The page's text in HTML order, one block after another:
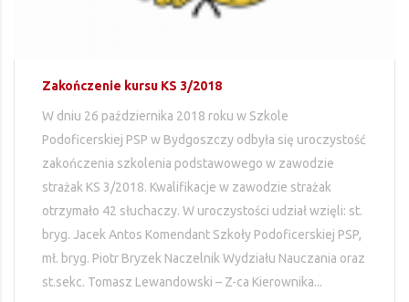
Zakończenie kursu KS 3/2018
W dniu 26 października 2018 roku w Szkole
Podoficerskiej PSP w Bydgoszczy odbyła się uroczystość
zakończenia szkolenia podstawowego w zawodzie
strażak KS 3/2018. Kwalifikacje w zawodzie strażak
otrzymało 42 słuchaczy. W uroczystości udział wzięli: st.
bryg. Jacek Antos Komendant Szkoły Podoficerskiej PSP,
mł. bryg. Piotr Bryzek Naczelnik Wydziału Nauczania oraz
st.sekc. Tomasz Lewandowski – Z-ca Kierownika...